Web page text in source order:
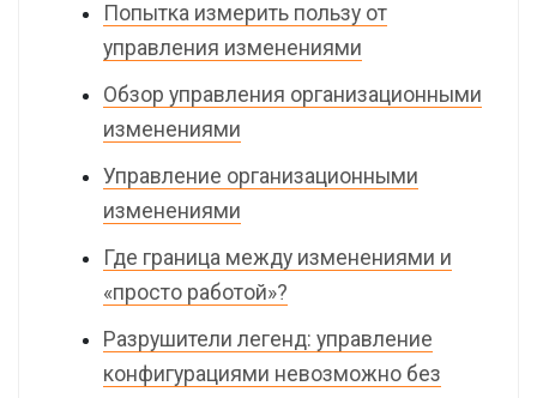
Попытка измерить пользу от
управления изменениями
Обзор управления организационными
изменениями
Управление организационными
изменениями
Где граница между изменениями и
«просто работой»?
Разрушители легенд: управление
конфигурациями невозможно без